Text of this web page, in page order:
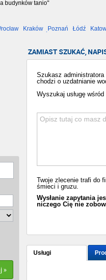
budynków tanio"
Kraków Poznań Łódź
»
ZAMIAST SZUKAĆ,
Szukasz
chodzi o uzdatnianie
Wyszukaj usługę
Twoje zlecenie trafi do
śmieci i gruzu.
Wysłanie zapytania
niczego Cię nie
Usługi